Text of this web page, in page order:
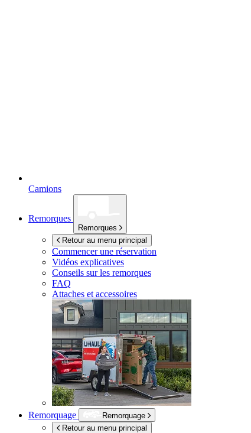
Camions
Remorques
Remorques
Retour au menu principal
Commencer une réservation
Vidéos explicatives
Conseils sur les remorques
FAQ
Attaches et accessoires
Remorquage
Remorquage
Retour au menu principal